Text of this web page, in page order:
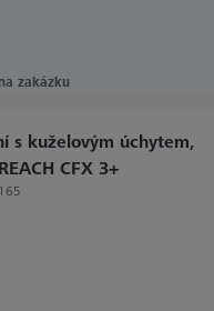
zakázku
s kuželovým úchytem,
CFX 3+